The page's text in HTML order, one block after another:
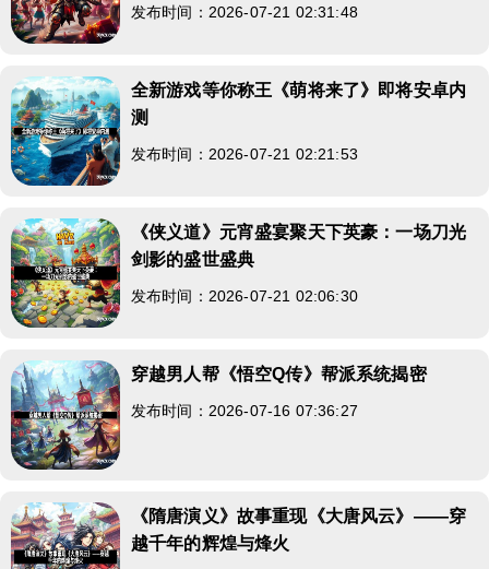
发布时间：2026-07-21 02:31:48
全新游戏等你称王《萌将来了》即将安卓内
测
发布时间：2026-07-21 02:21:53
《侠义道》元宵盛宴聚天下英豪：一场刀光
剑影的盛世盛典
发布时间：2026-07-21 02:06:30
穿越男人帮《悟空Q传》帮派系统揭密
发布时间：2026-07-16 07:36:27
《隋唐演义》故事重现《大唐风云》——穿
越千年的辉煌与烽火